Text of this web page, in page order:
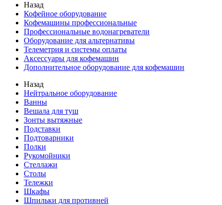
Назад
Кофейное оборудование
Кофемашины профессиональные
Профессиональные водонагреватели
Оборудование для альтернативы
Телеметрия и системы оплаты
Аксессуары для кофемашин
Дополнительное оборудование для кофемашин
Назад
Нейтральное оборудование
Ванны
Вешала для туш
Зонты вытяжные
Подставки
Подтоварники
Полки
Рукомойники
Стеллажи
Столы
Тележки
Шкафы
Шпильки для противней